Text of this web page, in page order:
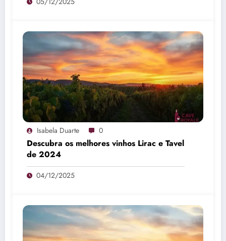
Isabela Duarte 0
Descubra os melhores vinhos Lirac e Tavel
de 2024
04/12/2025